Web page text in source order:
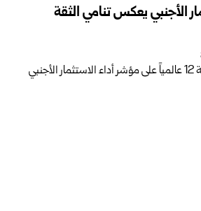
الأجنبي يعكس تنامي الثقة